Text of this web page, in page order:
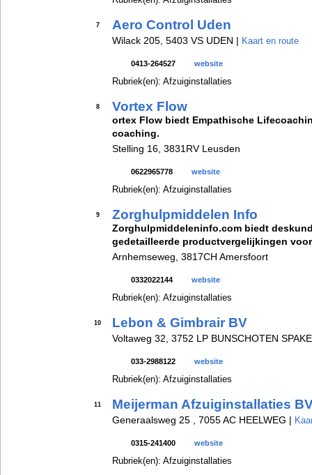
7 Aero Control Uden
Wilack 205, 5403 VS UDEN | Kaart en route
0413-264527 website
Rubriek(en): Afzuiginstallaties
8 Vortex Flow
ortex Flow biedt Empathische
coaching.
Stelling 16, 3831RV Leusden
0622965778 website
Rubriek(en): Afzuiginstallaties
9 Zorghulpmiddelen Info
Zorghulpmiddeleninfo.com biedt
gedetailleerde productvergelijkingen
Arnhemseweg, 3817CH Amersfoort
0332022144 website
Rubriek(en): Afzuiginstallaties
10 Lebon & Gimbrair BV
Voltaweg 32, 3752 LP BUNSCHOTEN
033-2988122 website
Rubriek(en): Afzuiginstallaties
11 Meijerman Afzuiginstallaties
Generaalsweg 25 , 7055 AC HEELWEG |
0315-241400 website
Rubriek(en): Afzuiginstallaties